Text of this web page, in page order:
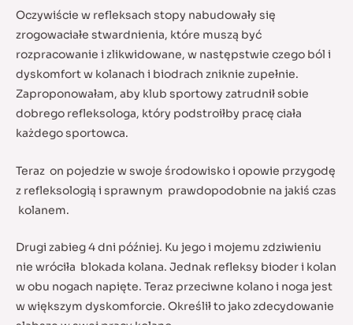
Oczywiście w refleksach stopy nabudowały się
zrogowaciałe stwardnienia, które muszą być
rozpracowanie i zlikwidowane, w następstwie czego ból i
dyskomfort w kolanach i biodrach zniknie zupełnie.
Zaproponowałam, aby klub sportowy zatrudnił sobie
dobrego refleksologa, który podstroiłby pracę ciała
każdego sportowca.
Teraz on pojedzie w swoje środowisko i opowie przygodę
z refleksologią i sprawnym prawdopodobnie na jakiś czas
kolanem.
Drugi zabieg 4 dni później. Ku jego i mojemu zdziwieniu
nie wróciła blokada kolana. Jednak refleksy bioder i kolan
w obu nogach napięte. Teraz przeciwne kolano i noga jest
w większym dyskomforcie. Określił to jako zdecydowanie